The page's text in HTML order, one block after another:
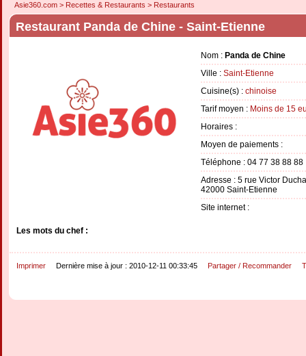
Asie360.com > Recettes & Restaurants > Restaurants
Restaurant Panda de Chine - Saint-Etienne
Nom : Panda de Chine
Ville : Saint-Etienne
Cuisine(s) : chinoise
Tarif moyen : Moins de 15
Horaires :
Moyen de paiements :
Téléphone : 04 77 38 88 88
Adresse : 5 rue Victor
42000 Saint-Etienne
Site internet :
Les mots du chef :
Imprimer Dernière mise à jour : 2010-12-11 00:33:45 Partager / Recommander